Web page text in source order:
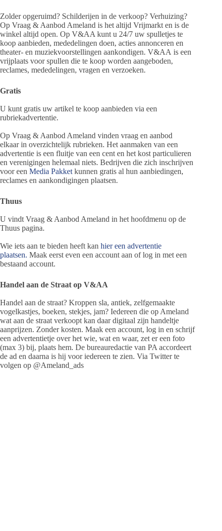
Zolder opgeruimd? Schilderijen in de verkoop? Verhuizing?
Op Vraag & Aanbod Ameland is het altijd Vrijmarkt en is de
winkel altijd open. Op V&AA kunt u 24/7 uw spulletjes te
koop aanbieden, mededelingen doen, acties annonceren en
theater- en muziekvoorstellingen aankondigen. V&AA is een
vrijplaats voor spullen die te koop worden aangeboden,
reclames, mededelingen, vragen en verzoeken.
Gratis
U kunt gratis uw artikel te koop aanbieden via een
rubriekadvertentie.
Op Vraag & Aanbod Ameland vinden vraag en aanbod
elkaar in overzichtelijk rubrieken. Het aanmaken van een
advertentie is een fluitje van een cent en het kost particulieren
en verenigingen helemaal niets. Bedrijven die zich inschrijven
voor een Media Pakket kunnen gratis al hun aanbiedingen,
reclames en aankondigingen plaatsen.
Thuus
U vindt Vraag & Aanbod Ameland in het hoofdmenu op de
Thuus pagina.
Wie iets aan te bieden heeft kan hier een advertentie
plaatsen. Maak eerst even een account aan of log in met een
bestaand account.
Handel aan de Straat op V&AA
Handel aan de straat? Kroppen sla, antiek, zelfgemaakte
vogelkastjes, boeken, stekjes, jam? Iedereen die op Ameland
wat aan de straat verkoopt kan daar digitaal zijn handeltje
aanprijzen. Zonder kosten. Maak een account, log in en schrijf
een advertentietje over het wie, wat en waar, zet er een foto
(max 3) bij, plaats hem. De bureauredactie van PA accordeert
de ad en daarna is hij voor iedereen te zien. Via Twitter te
volgen op @Ameland_ads